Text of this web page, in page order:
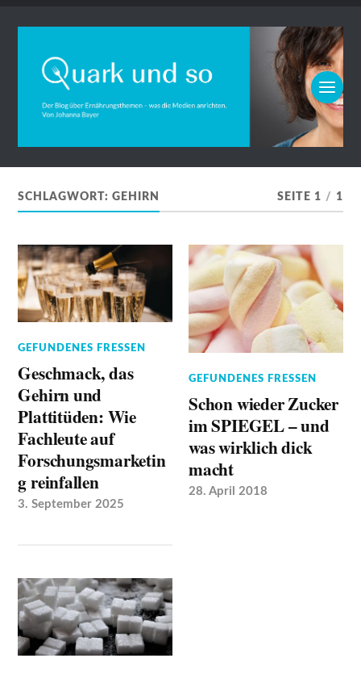
SCHLAGWORT:GEHIRN SEITE 1 / 1
GEFUNDENES FRESSEN
Geschmack, das
Gehirn und
Plattitüden: Wie
Fachleute auf
Forschungsmarketin
g reinfallen
3. September 2025
GEFUNDENES FRESSEN
Schon wieder Zucker
im SPIEGEL – und
was wirklich dick
macht
28. April 2018